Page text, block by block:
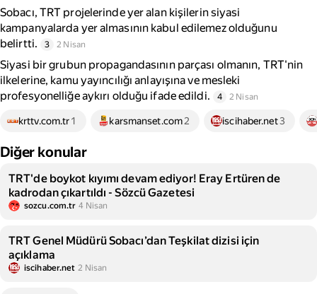
Sobacı, TRT projelerinde yer alan kişilerin siyasi
kampanyalarda yer almasının kabul edilemez olduğunu
belirtti.
3 2 Nisan
Siyasi bir grubun propagandasının parçası olmanın, TRT'nin
ilkelerine, kamu yayıncılığı anlayışına ve mesleki
profesyonelliğe aykırı olduğu ifade edildi.
4 2 Nisan
krttv.com.tr1 karsmanset.com2 iscihaber.net3
Diğer konular
TRT'de boykot kıyımı devam ediyor! Eray Ertüren de
kadrodan çıkartıldı - Sözcü Gazetesi
sozcu.com.tr 4 Nisan
TRT Genel Müdürü Sobacı’dan Teşkilat dizisi için
açıklama
iscihaber.net 2 Nisan